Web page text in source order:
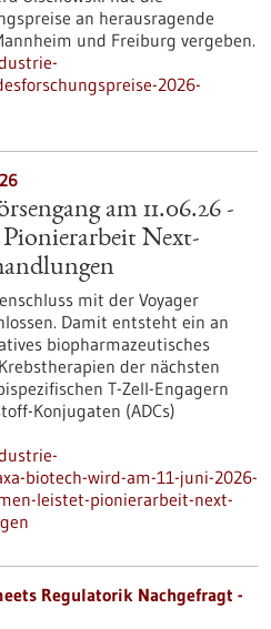
an herausragende
und Freiburg vergeben.
2026-
am 11.06.26 -
Next-
mit der Voyager
Damit entsteht ein an
biopharmazeutisches
der nächsten
T-Zell-Engagern
Konjugaten (ADCs)
biotech-wird-am-11-juni-2026-
leistet-pionierarbeit-next-
Regulatorik Nachgefragt -